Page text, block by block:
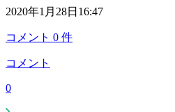
2020年1月28日16:47
コメント 0 件
コメント
0